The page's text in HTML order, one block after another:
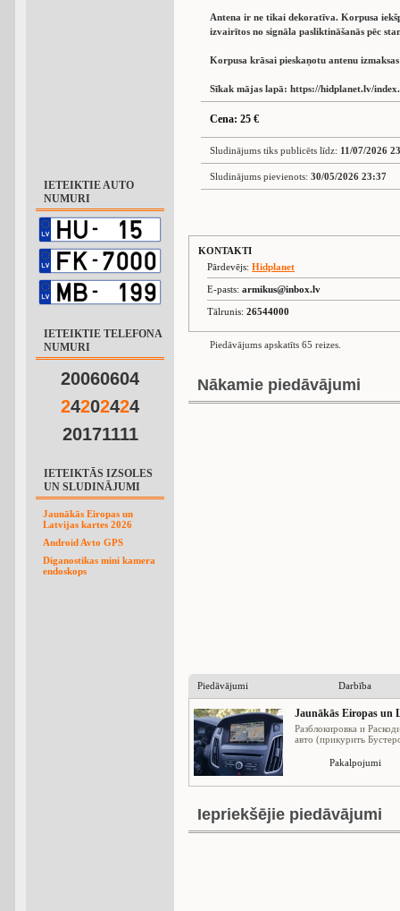
IETEIKTIE AUTO
NUMURI
IETEIKTIE TELEFONA
NUMURI
20060604
24202424
20171111
IETEIKTĀS IZSOLES
UN SLUDINĀJUMI
Jaunākās Eiropas un
Latvijas kartes 2026
Android Avto GPS
Diganostikas mini kamera
endoskops
Antena ir ne tikai dekoratīva. Korpusa
izvairītos no signāla pasliktināšanās pēc
Korpusa krāsai pieskaņotu antenu
Sīkak mājas lapā: https://hidplanet.lv/
Cena: 25 €
Sludinājums tiks publicēts līdz: 11/07/2026
Sludinājums pievienots: 30/05/2026 23:37
KONTAKTI
Pārdevējs: Hidplanet
E-pasts: armikus@inbox.lv
Tālrunis: 26544000
Piedāvājums apskatīts 65 reizes.
Nākamie piedāvājumi
Piedāvājumi Darbība
Jaunākās Eiropas un
Разблокировка и
авто (прикурить
Pakalpojumi
Iepriekšējie piedāvājumi